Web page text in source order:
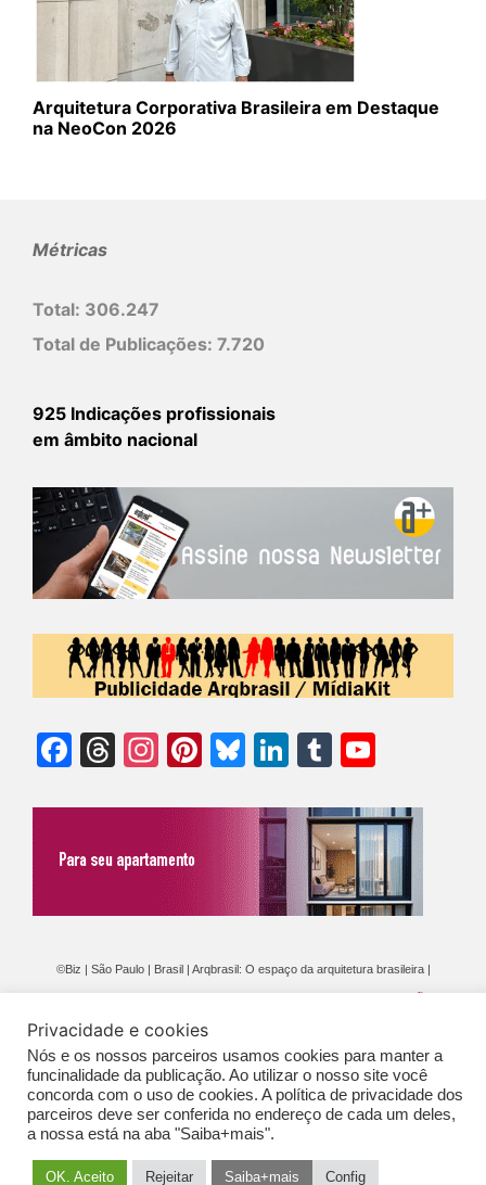
Arquitetura Corporativa Brasileira em Destaque
na NeoCon 2026
Métricas
Total: 306.247
Total de Publicações: 7.720
925 Indicações profissionais
em âmbito nacional
Facebook
Threads
Instagram
Pinterest
Bluesky
LinkedIn
Tumblr
©Biz | São Paulo | Brasil | Arqbrasil: O espaço da arquitetura brasileira |
GERAIS DE PUBLICAÇÃO (CGP
Privacidade e cookies
Nós e os nossos parceiros usamos cookies para manter a
funcinalidade da publicação. Ao utilizar o nosso site você
concorda com o uso de cookies. A política de privacidade dos
parceiros deve ser conferida no endereço de cada um deles,
a nossa está na aba "Saiba+mais".
OK. Aceito Rejeitar Saiba+mais Config